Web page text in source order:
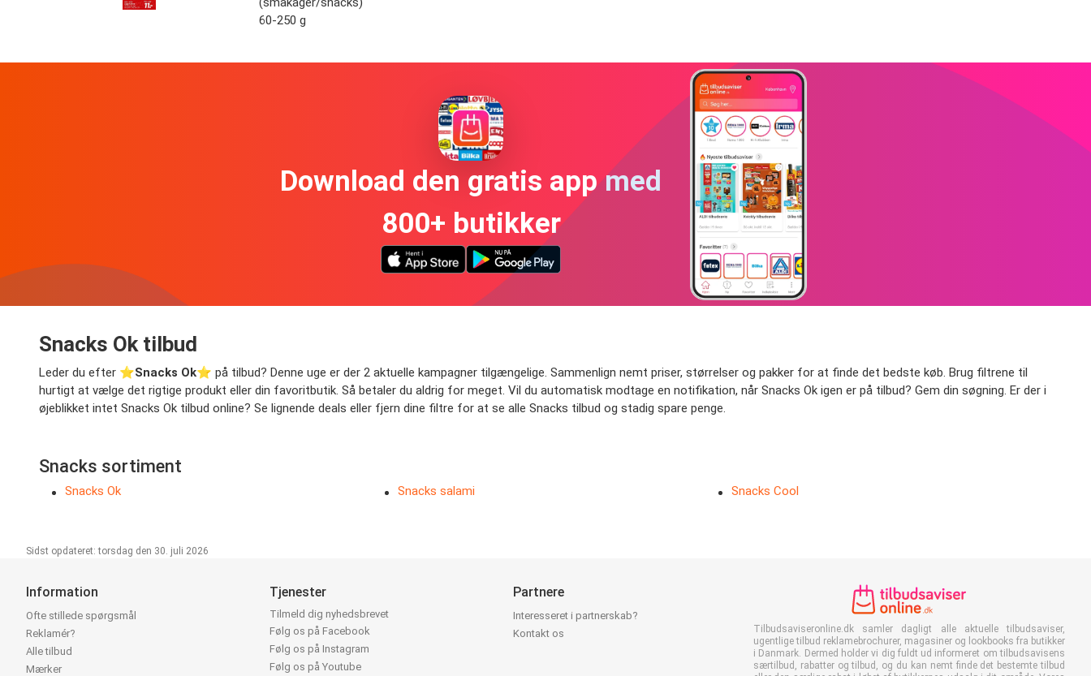
60-250 g
Download den gratis app med
800+ butikker
Snacks Ok tilbud
Leder du efter ⭐️Snacks Ok⭐️ på tilbud? Denne uge er der 2 aktuelle kampagner tilgængelige. Sammenlign nemt priser, størrelser og pakker for at finde det bedste køb. Brug filtrene til
hurtigt at vælge det rigtige produkt eller din favoritbutik. Så betaler du aldrig for meget. Vil du automatisk modtage en notifikation, når Snacks Ok igen er på tilbud? Gem din søgning. Er der i
øjeblikket intet Snacks Ok tilbud online? Se lignende deals eller fjern dine filtre for at se alle Snacks tilbud og stadig spare penge.
Snacks sortiment
Snacks Ok Snacks salami Snacks Cool
Sidst opdateret: torsdag den 30. juli 2026
Information
Ofte stillede spørgsmål
Reklamér?
Alle tilbud
Mærker
Tjenester
Tilmeld dig nyhedsbrevet
Følg os på Facebook
Følg os på Instagram
Følg os på Youtube
Partnere
Interesseret i partnerskab?
Kontakt os
Tilbudsaviseronline.dk samler dagligt alle aktuelle tilbudsaviser,
ugentlige tilbud reklamebrochurer, magasiner og lookbooks fra butikker
i Danmark. Dermed holder vi dig fuldt ud informeret om tilbudsavisens
særtilbud, rabatter og tilbud, og du kan nemt finde det bestemte tilbud